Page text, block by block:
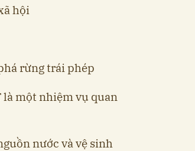
hội
rừng trái phép
là một nhiệm vụ quan
nước và vệ sinh